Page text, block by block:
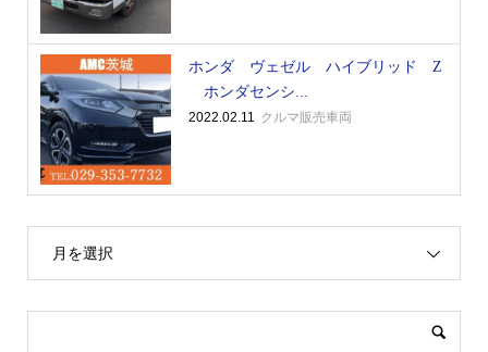
ホンダ ヴェゼル ハイブリッド Z
ホンダセンシ...
2022.02.11 クルマ販売車両
月を選択